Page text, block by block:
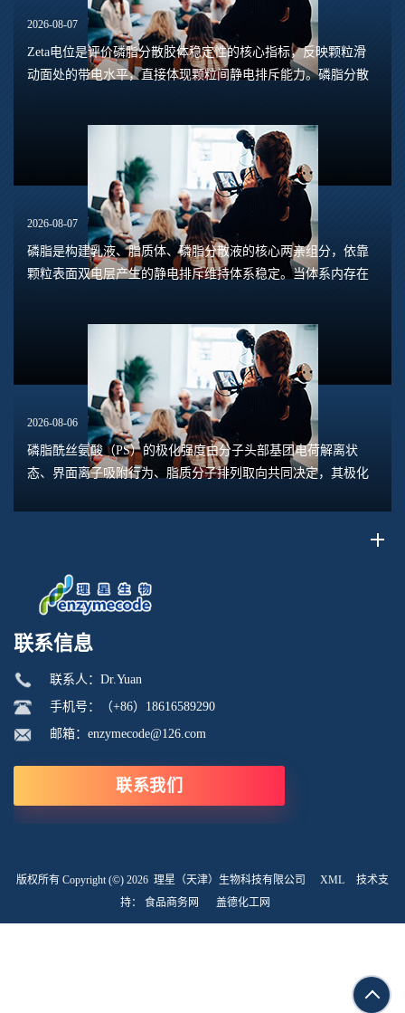
2026-08-07
Zeta电位是评价磷脂分散胶体稳定性的核心指标，反映颗粒滑
动面处的带电水平，直接体现颗粒间静电排斥能力。磷脂分散
2026-08-07
磷脂是构建乳液、脂质体、磷脂分散液的核心两亲组分，依靠
颗粒表面双电层产生的静电排斥维持体系稳定。当体系内存在
2026-08-06
磷脂酰丝氨酸（PS）的极化强度由分子头部基团电荷解离状
态、界面离子吸附行为、脂质分子排列取向共同决定，其极化
联系信息
联系人：Dr.Yuan
手机号：（+86）18616589290
邮箱：enzymecode@126.com
联系我们
版权所有 Copyright (©) 2026 理星（天津）生物科技有限公司 XML
技术支
持： 食品商务网 盖德化工网